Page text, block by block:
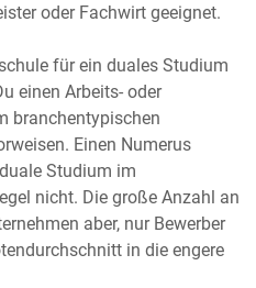
oder Fachwirt geeignet.
für ein duales Studium
einen Arbeits- oder
branchentypischen
Einen Numerus
Studium im
nicht. Die große Anzahl an
aber, nur Bewerber
in die engere